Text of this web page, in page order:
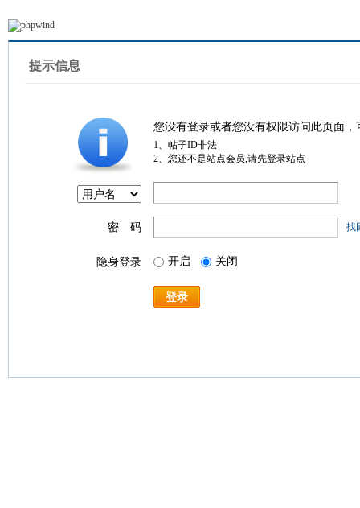
提示信息
您没有登录或者您没有权限访问此页面
1、帖子ID非法
2、您还不是站点会员,请先登录站点
密 码 找
隐身登录 开启 关闭
登录